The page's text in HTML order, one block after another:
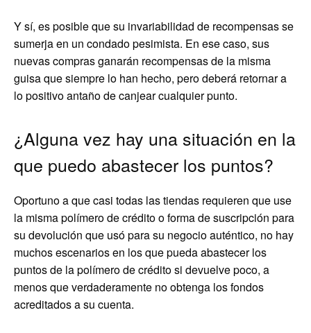
Y sí, es posible que su invariabilidad de recompensas se
sumerja en un condado pesimista. En ese caso, sus
nuevas compras ganarán recompensas de la misma
guisa que siempre lo han hecho, pero deberá retornar a
lo positivo antaño de canjear cualquier punto.
¿Alguna vez hay una situación en la
que puedo abastecer los puntos?
Oportuno a que casi todas las tiendas requieren que use
la misma polímero de crédito o forma de suscripción para
su devolución que usó para su negocio auténtico, no hay
muchos escenarios en los que pueda abastecer los
puntos de la polímero de crédito si devuelve poco, a
menos que verdaderamente no obtenga los fondos
acreditados a su cuenta.